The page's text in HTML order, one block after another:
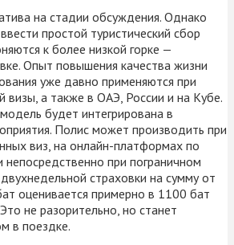
на стадии обсуждения. Однако
простой туристический сбор
к более низкой горке —
Опыт повышения качества жизни
уже давно применяются при
визы, а также в ОАЭ, России и на Кубе.
будет интегрирована в
Полис может производить при
виз, на онлайн-платформах по
при пограничном
страховки на сумму от
оценивается примерно в 1100 бат
не разорительно, но станет
в поездке.